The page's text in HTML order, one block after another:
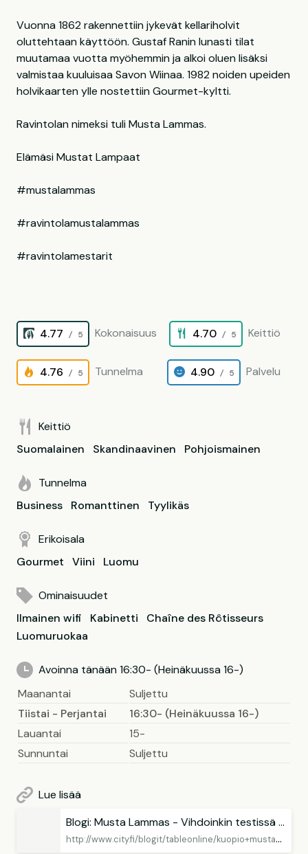
Vuonna 1862 rakennettiin jykevät kellariholvit
oluttehtaan käyttöön. Gustaf Ranin lunasti tilat
muutamaa vuotta myöhemmin ja alkoi oluen lisäksi
valmistaa kuuluisaa Savon Wiinaa. 1982 noiden upeiden
holvikaarten ylle nostettiin Gourmet-kyltti.
Ravintolan nimeksi tuli Musta Lammas.
Elämäsi Mustat Lampaat
#mustalammas
#ravintolamustalammas
#ravintolamestarit
4.77 / 5 Kokonaisuus 4.70 / 5 Keittiö
4.76 / 5 Tunnelma 4.90 / 5 Palvelu
Keittiö
Suomalainen
Skandinaavinen Pohjoismainen
Tunnelma
Business
Romanttinen Tyylikäs
Erikoisala
Gourmet
Viini Luomu
Ominaisuudet
Ilmainen wifi
Kabinetti
Chaîne des Rôtisseurs
Luomuruokaa
Avoinna tänään 16:30- (Heinäkuussa 16-)
Maanantai
Suljettu
Tiistai - Perjantai
16:30- (Heinäkuussa 16-)
Lauantai
15-
Sunnuntai
Suljettu
Lue lisää
Blogi: Musta Lammas - Vihdoinkin testissä yllätysmenu
h
ttp://www.city.fi/blogit/tableonline/kuopio+musta+lammas+vihdoinkin+testissa+yllatysmenu/131637